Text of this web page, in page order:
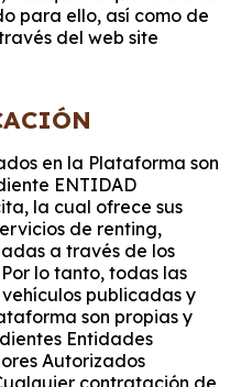
para ello, así como de
del web site
en la Plataforma son
ENTIDAD
la cual ofrece sus
de renting,
a través de los
lo tanto, todas las
publicadas y
son propias y
Entidades
Autorizados
contratación de